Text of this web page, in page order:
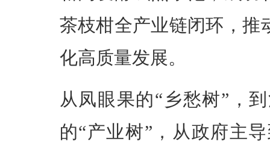
茶枝柑全产业链闭环，推
化高质量发展。
从凤眼果的“乡愁树”，
的“产业树”，从政府主